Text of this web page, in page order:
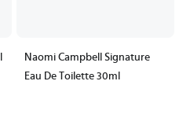
Naomi Campbell Signature
Eau De Toilette 30ml